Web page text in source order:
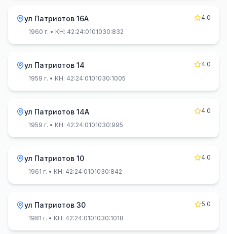
ул Патриотов 16А
4.0
1960 г. • КН: 42:24:0101030:832
ул Патриотов 14
4.0
1959 г. • КН: 42:24:0101030:1005
ул Патриотов 14А
4.0
1959 г. • КН: 42:24:0101030:995
ул Патриотов 10
4.0
1961 г. • КН: 42:24:0101030:842
ул Патриотов 30
5.0
1981 г. • КН: 42:24:0101030:1018